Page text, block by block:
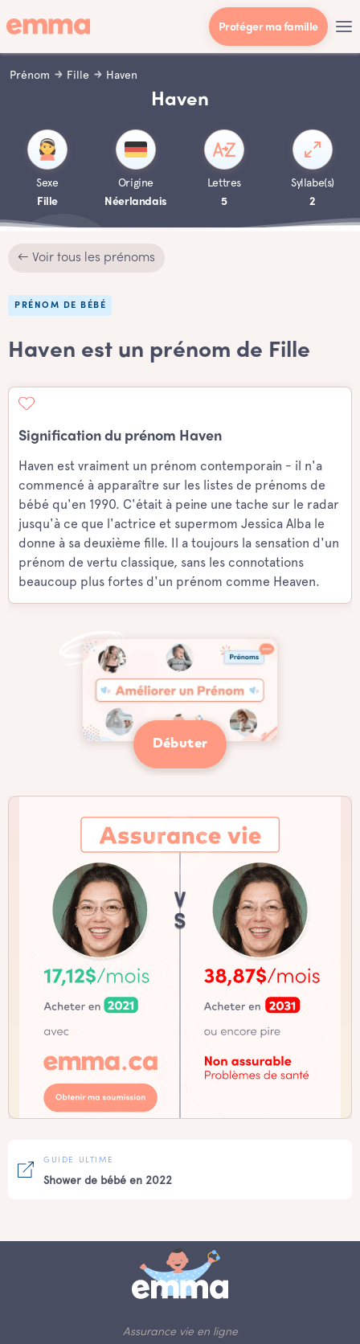
Protéger ma famille
Prénom Fille Haven
Haven
Sexe
Fille
Origine
Néerlandais
Lettres
5
Syllabe(s)
2
← Voir tous les prénoms
PRÉNOM DE BÉBÉ
Haven est un prénom de Fille
Signification du prénom Haven
Haven est vraiment un prénom contemporain - il n'a
commencé à apparaître sur les listes de prénoms de
bébé qu'en 1990. C'était à peine une tache sur le radar
jusqu'à ce que l'actrice et supermom Jessica Alba le
donne à sa deuxième fille. Il a toujours la sensation d'un
prénom de vertu classique, sans les connotations
beaucoup plus fortes d'un prénom comme Heaven.
Débuter
GUIDE ULTIME
Shower de bébé en 2022
Assurance vie en ligne